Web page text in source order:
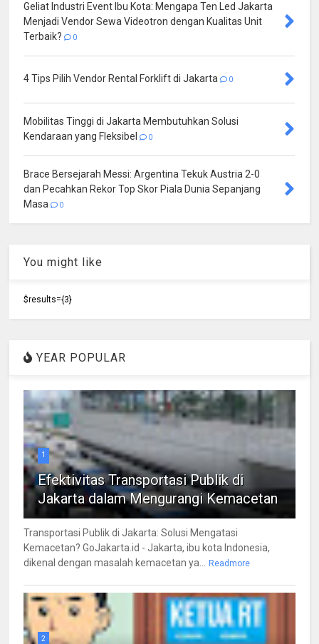
Geliat Industri Event Ibu Kota: Mengapa Ten Led Jakarta
Menjadi Vendor Sewa Videotron dengan Kualitas Unit
Terbaik?
0
4 Tips Pilih Vendor Rental Forklift di Jakarta 0
Mobilitas Tinggi di Jakarta Membutuhkan Solusi
Kendaraan yang Fleksibel
0
Brace Bersejarah Messi: Argentina Tekuk Austria 2-0
dan Pecahkan Rekor Top Skor Piala Dunia Sepanjang
Masa
0
You might like
$results={3}
YEAR POPULAR
1
Efektivitas Transportasi Publik di
Jakarta dalam Mengurangi Kemacetan
Transportasi Publik di Jakarta: Solusi Mengatasi
Kemacetan? GoJakarta.id - Jakarta, ibu kota Indonesia,
dikenal dengan masalah kemacetan ya...
Readmore
2